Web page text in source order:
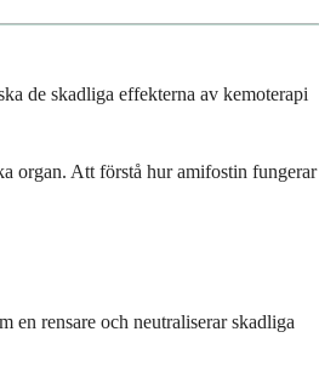
de skadliga effekterna av kemoterapi
organ. Att förstå hur amifostin fungerar
rensare och neutraliserar skadliga